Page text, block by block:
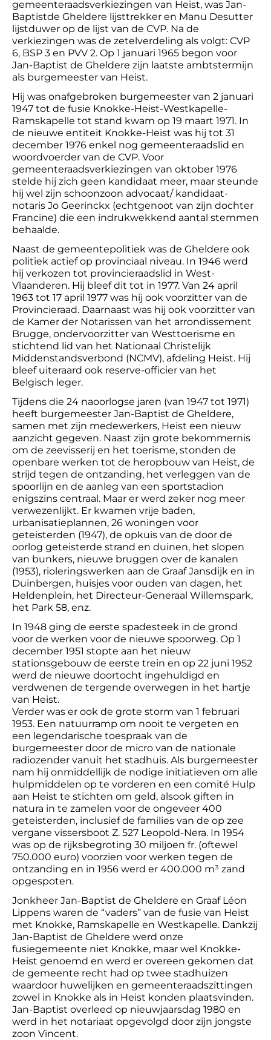
gemeenteraadsverkiezingen van Heist, was Jan-
Baptistde Gheldere lijsttrekker en Manu Desutter
lijstduwer op de lijst van de CVP. Na de
verkiezingen was de zetelverdeling als volgt: CVP
6, BSP 3 en PVV 2. Op 1 januari 1965 begon voor
Jan-Baptist de Gheldere zijn laatste ambtstermijn
als burgemeester van Heist.
Hij was onafgebroken burgemeester van 2 januari
1947 tot de fusie Knokke-Heist-Westkapelle-
Ramskapelle tot stand kwam op 19 maart 1971. In
de nieuwe entiteit Knokke-Heist was hij tot 31
december 1976 enkel nog gemeenteraadslid en
woordvoerder van de CVP. Voor
gemeenteraadsverkiezingen van oktober 1976
stelde hij zich geen kandidaat meer, maar steunde
hij wel zijn schoonzoon advocaat/ kandidaat-
notaris Jo Geerinckx (echtgenoot van zijn dochter
Francine) die een indrukwekkend aantal stemmen
behaalde.
Naast de gemeentepolitiek was de Gheldere ook
politiek actief op provinciaal niveau. In 1946 werd
hij verkozen tot provincieraadslid in West-
Vlaanderen. Hij bleef dit tot in 1977. Van 24 april
1963 tot 17 april 1977 was hij ook voorzitter van de
Provincieraad. Daarnaast was hij ook voorzitter van
de Kamer der Notarissen van het arrondissement
Brugge, ondervoorzitter van Westtoerisme en
stichtend lid van het Nationaal Christelijk
Middenstandsverbond (NCMV), afdeling Heist. Hij
bleef uiteraard ook reserve-officier van het
Belgisch leger.
Tijdens die 24 naoorlogse jaren (van 1947 tot 1971)
heeft burgemeester Jan-Baptist de Gheldere,
samen met zijn medewerkers, Heist een nieuw
aanzicht gegeven. Naast zijn grote bekommernis
om de zeevisserij en het toerisme, stonden de
openbare werken tot de heropbouw van Heist, de
strijd tegen de ontzanding, het verleggen van de
spoorlijn en de aanleg van een sportstadion
enigszins centraal. Maar er werd zeker nog meer
verwezenlijkt. Er kwamen vrije baden,
urbanisatieplannen, 26 woningen voor
geteisterden (1947), de opkuis van de door de
oorlog geteisterde strand en duinen, het slopen
van bunkers, nieuwe bruggen over de kanalen
(1953), rioleringswerken aan de Graaf Jansdijk en in
Duinbergen, huisjes voor ouden van dagen, het
Heldenplein, het Directeur-Generaal Willemspark,
het Park 58, enz.
In 1948 ging de eerste spadesteek in de grond
voor de werken voor de nieuwe spoorweg. Op 1
december 1951 stopte aan het nieuw
stationsgebouw de eerste trein en op 22 juni 1952
werd de nieuwe doortocht ingehuldigd en
verdwenen de tergende overwegen in het hartje
van Heist.
Verder was er ook de grote storm van 1 februari
1953. Een natuurramp om nooit te vergeten en
een legendarische toespraak van de
burgemeester door de micro van de nationale
radiozender vanuit het stadhuis. Als burgemeester
nam hij onmiddellijk de nodige initiatieven om alle
hulpmiddelen op te vorderen en een comité Hulp
aan Heist te stichten om geld, alsook giften in
natura in te zamelen voor de ongeveer 400
geteisterden, inclusief de families van de op zee
vergane vissersboot Z. 527 Leopold-Nera. In 1954
was op de rijksbegroting 30 miljoen fr. (oftewel
750.000 euro) voorzien voor werken tegen de
ontzanding en in 1956 werd er 400.000 m³ zand
opgespoten.
Jonkheer Jan-Baptist de Gheldere en Graaf Léon
Lippens waren de “vaders” van de fusie van Heist
met Knokke, Ramskapelle en Westkapelle. Dankzij
Jan-Baptist de Gheldere werd onze
fusiegemeente niet Knokke, maar wel Knokke-
Heist genoemd en werd er overeen gekomen dat
de gemeente recht had op twee stadhuizen
waardoor huwelijken en gemeenteraadszittingen
zowel in Knokke als in Heist konden plaatsvinden.
Jan-Baptist overleed op nieuwjaarsdag 1980 en
werd in het notariaat opgevolgd door zijn jongste
zoon Vincent.